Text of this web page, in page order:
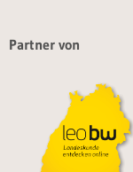
Partner von